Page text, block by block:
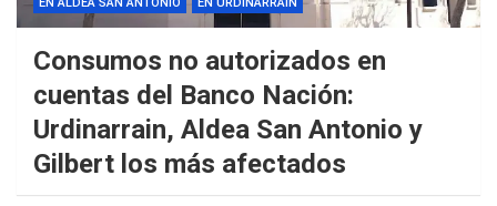
EN ALDEA SAN ANTONIO EN URDINARRAIN
Consumos no autorizados en
cuentas del Banco Nación:
Urdinarrain, Aldea San Antonio y
Gilbert los más afectados